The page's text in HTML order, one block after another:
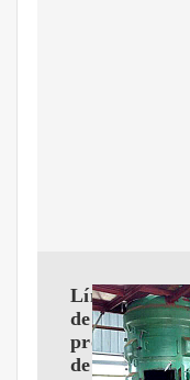
Línea
de
producción
de